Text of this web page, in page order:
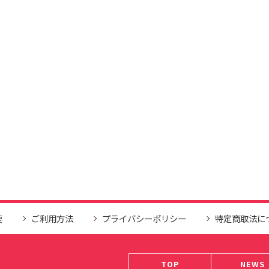
ご利用方法 プライバシーポリシー 特定商取法に
TOP NEWS